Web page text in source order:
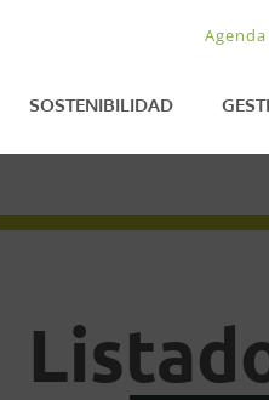
Agenda
SOSTENIBILIDAD